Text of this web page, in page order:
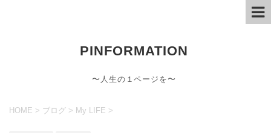
PINFORMATION
〜人生の１ページを〜
HOME > ブログ > My LIFE >